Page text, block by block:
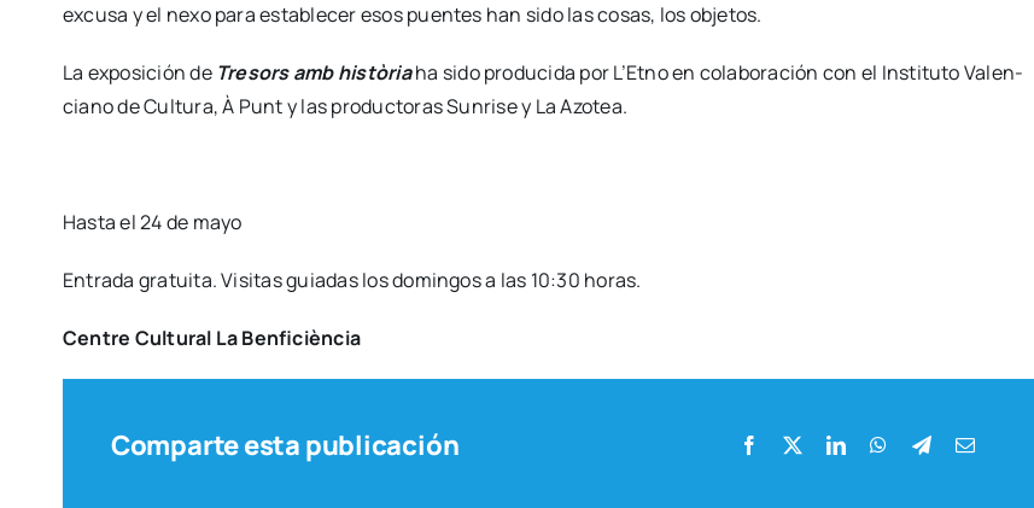
excu­sa y el nexo para esta­ble­cer esos puen­tes han sido las cosas, los obje­tos.
La expo­si­ción de Tre­sors amb his­tò­riaha sido pro­du­ci­da por L’Etno en cola­bo­ra­ción con el Ins­ti­tu­to Valen­
ciano de Cul­tu­ra, À Punt y las pro­duc­to­ras Sun­ri­se y La Azo­tea.
Has­ta el 24 de mayo
Entra­da gra­tui­ta. Visi­tas guia­das los domin­gos a las 10:30 horas.
Cen­tre Cul­tu­ral La Ben­fi­cièn­cia
Comparte esta publicación